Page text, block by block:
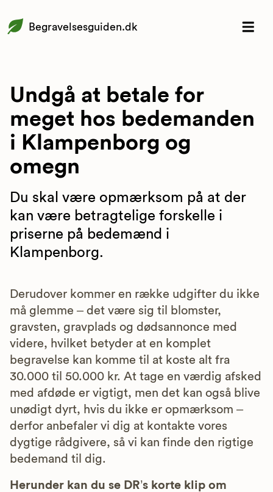
Begravelsesguiden.dk
Undgå at betale for
meget hos bedemanden
i Klampenborg og
omegn
Du skal være opmærksom på at der
kan være betragtelige forskelle i
priserne på bedemænd i
Klampenborg.
Derudover kommer en række udgifter du ikke
må glemme – det være sig til blomster,
gravsten, gravplads og dødsannonce med
videre, hvilket betyder at en komplet
begravelse kan komme til at koste alt fra
30.000 til 50.000 kr. At tage en værdig afsked
med afdøde er vigtigt, men det kan også blive
unødigt dyrt, hvis du ikke er opmærksom –
derfor anbefaler vi dig at kontakte vores
dygtige rådgivere, så vi kan finde den rigtige
bedemand til dig.
Herunder kan du se DR’s korte klip om